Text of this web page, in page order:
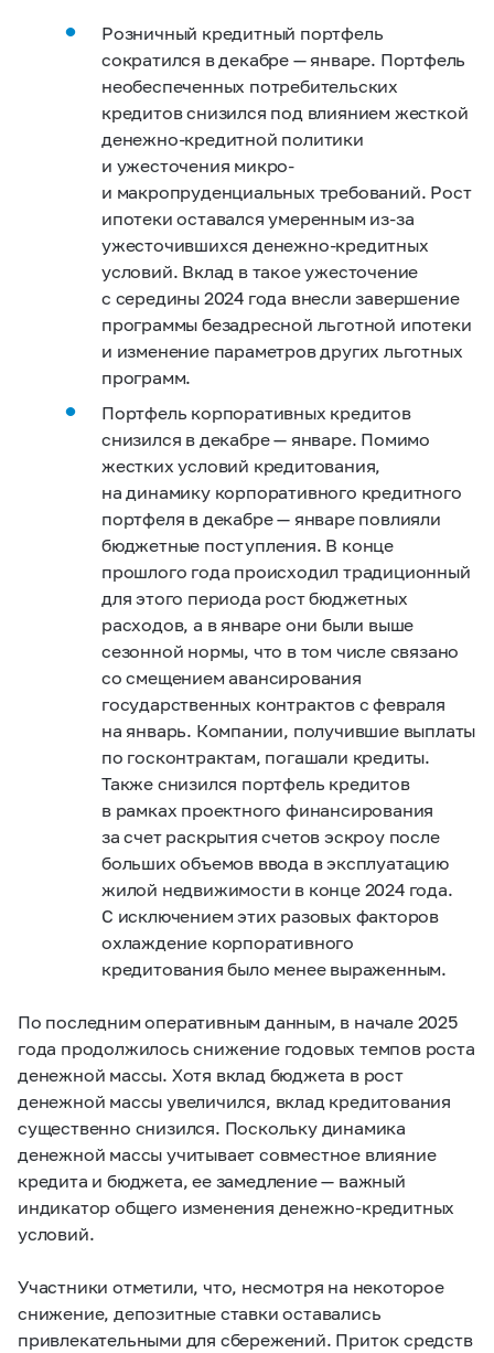
Розничный кредитный портфель
сократился в декабре — январе. Портфель
необеспеченных потребительских
кредитов снизился под влиянием жесткой
денежно-кредитной политики
и ужесточения микро-
и макропруденциальных требований. Рост
ипотеки оставался умеренным из‑за
ужесточившихся денежно-кредитных
условий. Вклад в такое ужесточение
с середины 2024 года внесли завершение
программы безадресной льготной ипотеки
и изменение параметров других льготных
программ.
Портфель корпоративных кредитов
снизился в декабре — январе. Помимо
жестких условий кредитования,
на динамику корпоративного кредитного
портфеля в декабре — январе повлияли
бюджетные поступления. В конце
прошлого года происходил традиционный
для этого периода рост бюджетных
расходов, а в январе они были выше
сезонной нормы, что в том числе связано
со смещением авансирования
государственных контрактов с февраля
на январь. Компании, получившие выплаты
по госконтрактам, погашали кредиты.
Также снизился портфель кредитов
в рамках проектного финансирования
за счет раскрытия счетов эскроу после
больших объемов ввода в эксплуатацию
жилой недвижимости в конце 2024 года.
С исключением этих разовых факторов
охлаждение корпоративного
кредитования было менее выраженным.
По последним оперативным данным, в начале 2025
года продолжилось снижение годовых темпов роста
денежной массы. Хотя вклад бюджета в рост
денежной массы увеличился, вклад кредитования
существенно снизился. Поскольку динамика
денежной массы учитывает совместное влияние
кредита и бюджета, ее замедление — важный
индикатор общего изменения денежно-кредитных
условий.
Участники отметили, что, несмотря на некоторое
снижение, депозитные ставки оставались
привлекательными для сбережений. Приток средств